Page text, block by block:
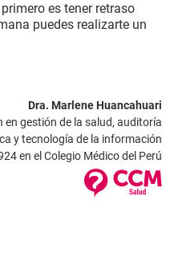
es tener retraso
puedes realizarte un
Dra. Marlene Huancahuari
gestión de la salud, auditoría
y tecnología de la información
en el Colegio Médico del Perú